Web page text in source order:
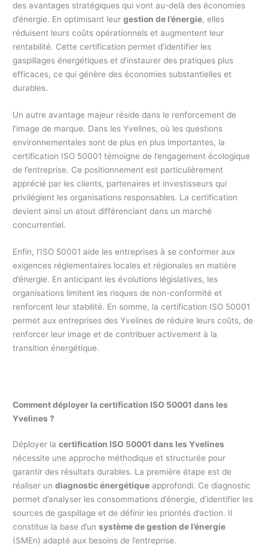
des avantages stratégiques qui vont au-delà des économies
d’énergie. En optimisant leurgestion de l’énergie, elles
réduisent leurs coûts opérationnels et augmentent leur
rentabilité. Cette certification permet d’identifier les
gaspillages énergétiques et d’instaurer des pratiques plus
efficaces, ce qui génère des économies substantielles et
durables.
Un autre avantage majeur réside dans le renforcement de
l’image de marque. Dans les Yvelines, où les questions
environnementales sont de plus en plus importantes, la
certification ISO 50001 témoigne de l’engagement écologique
de l’entreprise. Ce positionnement est particulièrement
apprécié par les clients, partenaires et investisseurs qui
privilégient les organisations responsables. La certification
devient ainsi un atout différenciant dans un marché
concurrentiel.
Enfin, l’ISO 50001 aide les entreprises à se conformer aux
exigences réglementaires locales et régionales en matière
d’énergie. En anticipant les évolutions législatives, les
organisations limitent les risques de non-conformité et
renforcent leur stabilité. En somme, la certification ISO 50001
permet aux entreprises des Yvelines de réduire leurs coûts, de
renforcer leur image et de contribuer activement à la
transition énergétique.
Comment déployer la certification ISO 50001 dans les
Yvelines ?
Déployer lacertification ISO 50001 dans les Yvelines
nécessite une approche méthodique et structurée pour
garantir des résultats durables. La première étape est de
réaliser undiagnostic énergétique approfondi. Ce diagnostic
permet d’analyser les consommations d’énergie, d’identifier les
sources de gaspillage et de définir les priorités d’action. Il
constitue la base d’unsystème de gestion de l’énergie
(SMEn) adapté aux besoins de l’entreprise.